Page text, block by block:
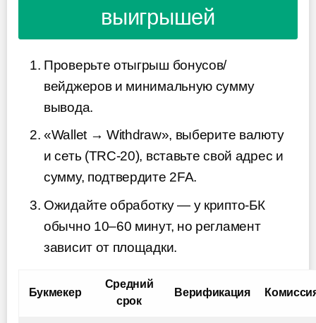
выигрышей
Проверьте отыгрыш бонусов/
вейджеров и минимальную сумму
вывода.
«Wallet → Withdraw», выберите валюту
и сеть (TRC-20), вставьте свой адрес и
сумму, подтвердите 2FA.
Ожидайте обработку — у крипто-БК
обычно 10–60 минут, но регламент
зависит от площадки.
Букмекер
Средний
срок
Верификация